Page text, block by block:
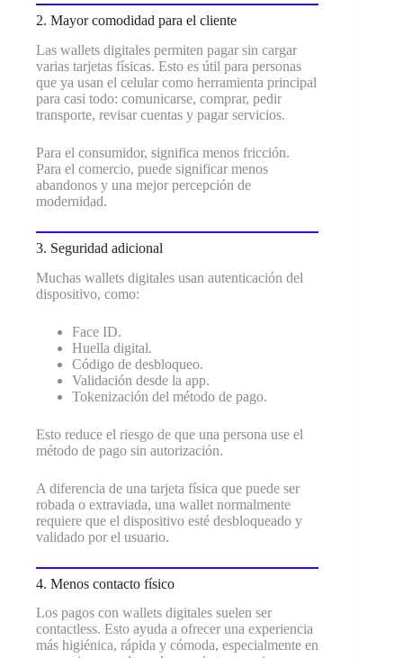
2. Mayor comodidad para el cliente
Las wallets digitales permiten pagar sin cargar
varias tarjetas físicas. Esto es útil para personas
que ya usan el celular como herramienta principal
para casi todo: comunicarse, comprar, pedir
transporte, revisar cuentas y pagar servicios.
Para el consumidor, significa menos fricción.
Para el comercio, puede significar menos
abandonos y una mejor percepción de
modernidad.
3. Seguridad adicional
Muchas wallets digitales usan autenticación del
dispositivo, como:
Face ID.
Huella digital.
Código de desbloqueo.
Validación desde la app.
Tokenización del método de pago.
Esto reduce el riesgo de que una persona use el
método de pago sin autorización.
A diferencia de una tarjeta física que puede ser
robada o extraviada, una wallet normalmente
requiere que el dispositivo esté desbloqueado y
validado por el usuario.
4. Menos contacto físico
Los pagos con wallets digitales suelen ser
contactless. Esto ayuda a ofrecer una experiencia
más higiénica, rápida y cómoda, especialmente en